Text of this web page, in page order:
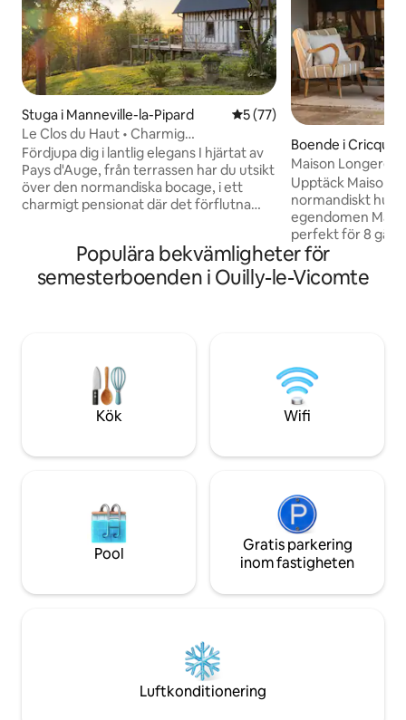
Stuga i Manneville-la-Pipard 5 av 5 i genomsnittligt
5 (77)
Le Clos du Haut • Charmig
boutiqueboende
Fördjupa dig i lantlig elegans I hjärtat av
Pays d'Auge, från terrassen har du utsikt
över den normandiska bocage, i ett
charmigt pensionat där det förflutna
undangömd från stadens oväsen,
omgiven av det milda sällskapet av kor
och åsnor och bekvämt belägen vid
exceptionell komfort
Boende i
Maison Longere -
Deauville
Upptäck Maison
normandiskt hus
egendomen
perfekt för 8
4 sovrum och 4
minuter från
Honfleur och
september), ett
basket) och en
rutschkanor,
Populära bekvämligheter för
semesterboenden i Ouilly-le-Vicomte
Kök Wifi
Pool
Gratis parkering
inom fastigheten
Luftkonditionering